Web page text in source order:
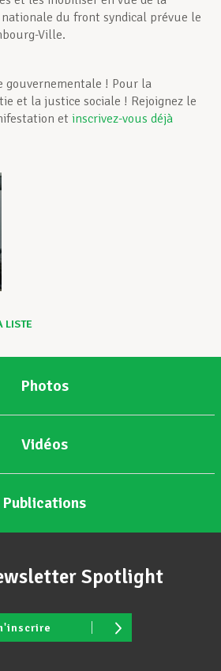
du front syndical prévue le
Ville.
! Pour la
et la justice sociale ! Rejoignez le
et inscrivez-vous déjà
LISTE
Photos
Vidéos
Publications
Spotlight